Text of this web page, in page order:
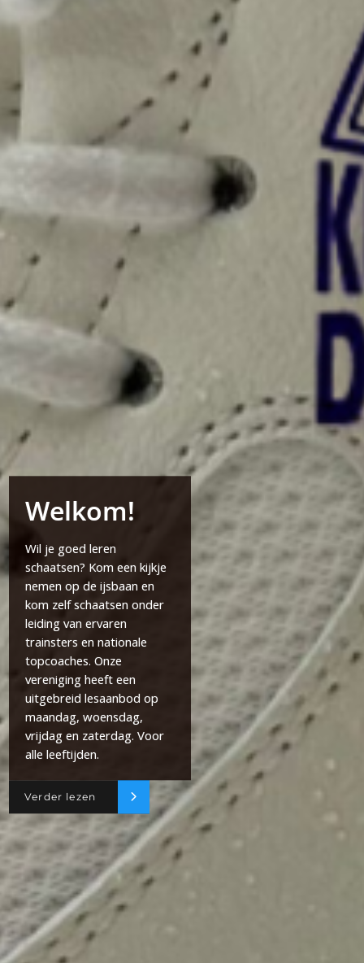
Welkom!
Wil je goed leren
schaatsen? Kom een kijkje
nemen op de ijsbaan en
kom zelf schaatsen onder
leiding van ervaren
trainsters en nationale
topcoaches. Onze
vereniging heeft een
uitgebreid lesaanbod op
maandag, woensdag,
vrijdag en zaterdag. Voor
alle leeftijden.
Verder lezen